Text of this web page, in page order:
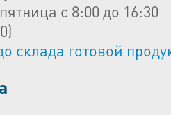
с 8:00 до 16:30
склада готовой